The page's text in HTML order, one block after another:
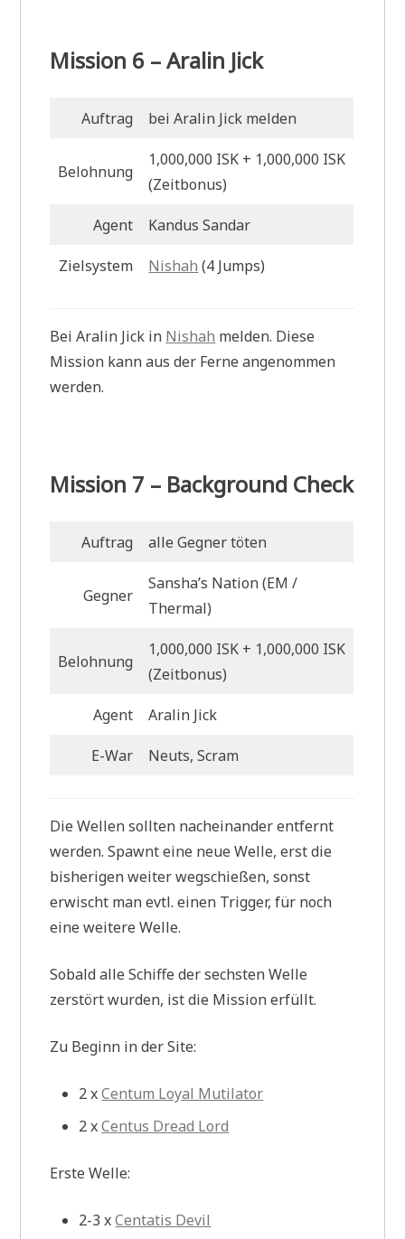
Mission 6 – Aralin Jick
Auftrag bei Aralin Jick melden
Belohnung
1,000,000 ISK + 1,000,000 ISK
(Zeitbonus)
Agent Kandus Sandar
Zielsystem Nishah (4 Jumps)
Bei Aralin Jick in Nishah melden. Diese
Mission kann aus der Ferne angenommen
werden.
Mission 7 – Background Check
Auftrag alle Gegner töten
Gegner
Sansha’s Nation (EM /
Thermal)
Belohnung
1,000,000 ISK + 1,000,000 ISK
(Zeitbonus)
Agent Aralin Jick
E-War Neuts, Scram
Die Wellen sollten nacheinander entfernt
werden. Spawnt eine neue Welle, erst die
bisherigen weiter wegschießen, sonst
erwischt man evtl. einen Trigger, für noch
eine weitere Welle.
Sobald alle Schiffe der sechsten Welle
zerstört wurden, ist die Mission erfüllt.
Zu Beginn in der Site:
2 xCentum Loyal Mutilator
2 xCentus Dread Lord
Erste Welle:
2-3 xCentatis Devil